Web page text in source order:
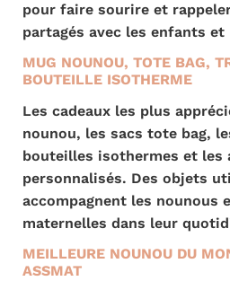
pour faire sourire et
partagés avec les enfants
MUG NOUNOU, TOTE BAG,
BOUTEILLE ISOTHERME
Les cadeaux les plus
nounou, les sacs tote bag,
bouteilles isothermes et les
personnalisés. Des objets
accompagnent les nounous
maternelles dans leur
MEILLEURE NOUNOU DU
ASSMAT